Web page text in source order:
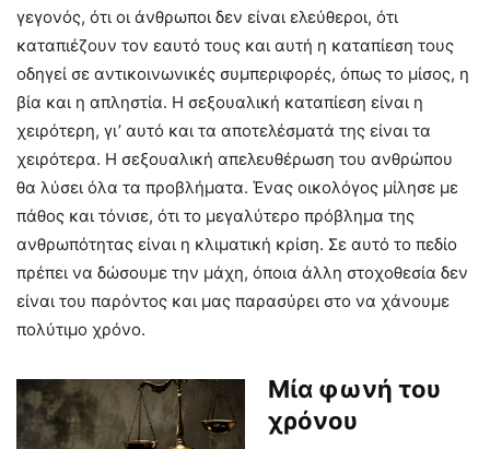
γεγονός, ότι οι άνθρωποι δεν είναι ελεύθεροι, ότι
καταπιέζουν τον εαυτό τους και αυτή η καταπίεση τους
οδηγεί σε αντικοινωνικές συμπεριφορές, όπως το μίσος, η
βία και η απληστία. Η σεξουαλική καταπίεση είναι η
χειρότερη, γι’ αυτό και τα αποτελέσματά της είναι τα
χειρότερα. Η σεξουαλική απελευθέρωση του ανθρώπου
θα λύσει όλα τα προβλήματα. Ένας οικολόγος μίλησε με
πάθος και τόνισε, ότι το μεγαλύτερο πρόβλημα της
ανθρωπότητας είναι η κλιματική κρίση. Σε αυτό το πεδίο
πρέπει να δώσουμε την μάχη, όποια άλλη στοχοθεσία δεν
είναι του παρόντος και μας παρασύρει στο να χάνουμε
πολύτιμο χρόνο.
Μία φωνή του
χρόνου